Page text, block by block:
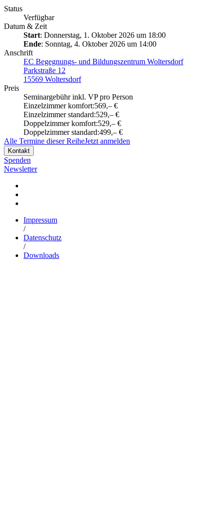
Status
Verfügbar
Datum & Zeit
Start: Donnerstag, 1. Oktober 2026 um 18:00
Ende: Sonntag, 4. Oktober 2026 um 14:00
Anschrift
EC Begegnungs- und Bildungszentrum Woltersdorf
Parkstraße 12
15569 Woltersdorf
Preis
Seminargebühr inkl. VP pro Person
Einzelzimmer komfort:569,– €
Einzelzimmer standard:529,– €
Doppelzimmer komfort:529,– €
Doppelzimmer standard:499,– €
Alle Termine dieser ReiheJetzt anmelden
Kontakt
Spenden
Newsletter
Impressum
/
Datenschutz
/
Downloads